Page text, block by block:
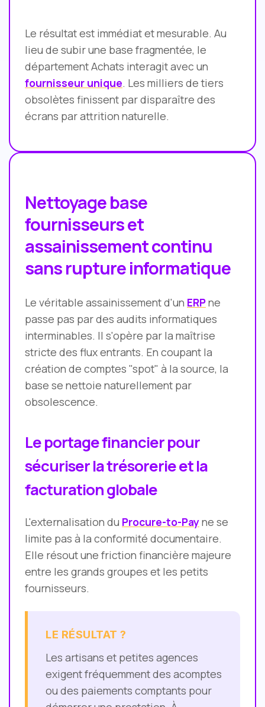
Le résultat est immédiat et mesurable. Au
lieu de subir une base fragmentée, le
département Achats interagit avec un
fournisseur unique. Les milliers de tiers
obsolètes finissent par disparaître des
écrans par attrition naturelle.
Nettoyage base
fournisseurs et
assainissement continu
sans rupture informatique
Le véritable assainissement d'un ERPne
passe pas par des audits informatiques
interminables. Il s'opère par la maîtrise
stricte des flux entrants. En coupant la
création de comptes "spot" à la source, la
base se nettoie naturellement par
obsolescence.
Le portage financier pour
sécuriser la trésorerie et la
facturation globale
L'externalisation du Procure-to-Payne se
limite pas à la conformité documentaire.
Elle résout une friction financière majeure
entre les grands groupes et les petits
fournisseurs.
LE RÉSULTAT ?
Les artisans et petites agences
exigent fréquemment des acomptes
ou des paiements comptants pour